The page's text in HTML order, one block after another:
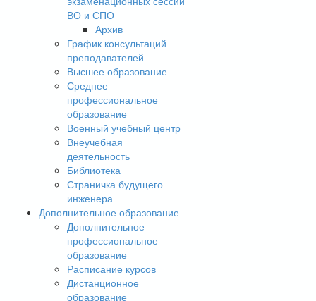
ВО и СПО
Архив
График консультаций
преподавателей
Высшее образование
Среднее
профессиональное
образование
Военный учебный центр
Внеучебная
деятельность
Библиотека
Страничка будущего
инженера
Дополнительное образование
Дополнительное
профессиональное
образование
Расписание курсов
Дистанционное
образование